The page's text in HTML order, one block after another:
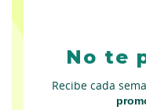
No te
Recibe cada